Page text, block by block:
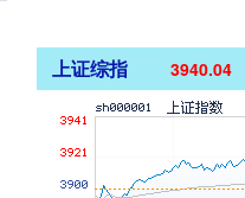
上证综指 3940.04